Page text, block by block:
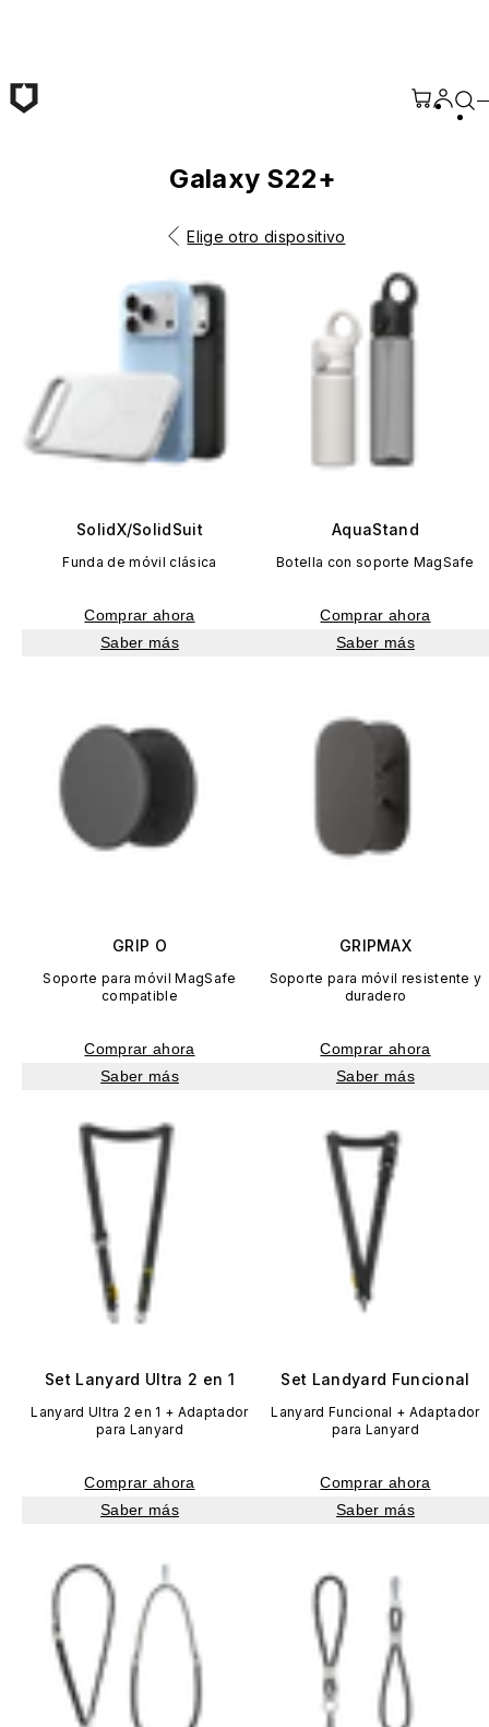
Galaxy S22+
Elige otro dispositivo
SolidX/SolidSuit
Funda de móvil clásica
Comprar ahora
Saber más
AquaStand
Botella con soporte MagSafe
Comprar ahora
Saber más
GRIP O
Soporte para móvil MagSafe
compatible
Comprar ahora
Saber más
GRIPMAX
Soporte para móvil resistente y
duradero
Comprar ahora
Saber más
Set Lanyard Ultra 2 en 1
Lanyard Ultra 2 en 1 + Adaptador
para Lanyard
Comprar ahora
Saber más
Set Landyard Funcional
Lanyard Funcional + Adaptador
para Lanyard
Comprar ahora
Saber más